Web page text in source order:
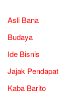
Asli Bana
Budaya
Ide Bisnis
Jajak Pendapat
Kaba Barito